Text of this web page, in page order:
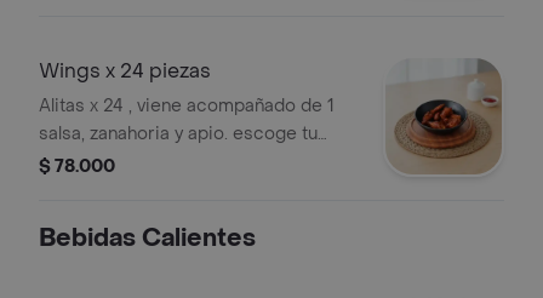
Wings x 24 piezas
Alitas x 24 , viene acompañado de 1
salsa, zanahoria y apio. escoge tu
salsa favorita: honey bbq + bbq +
$ 78.000
Bebidas Calientes